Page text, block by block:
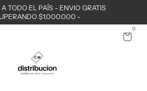
TODO EL PAÍS - ENVIO GRATIS
$1.000.000 -
0